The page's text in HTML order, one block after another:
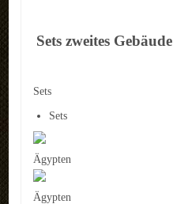
Sets zweites Gebäude
Sets
Sets
Ägypten
Ägypten